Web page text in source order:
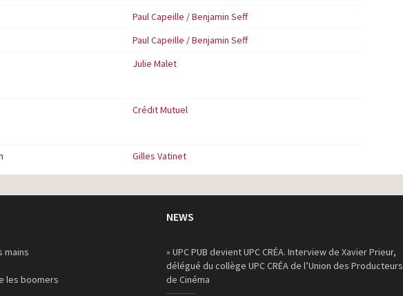
Paul Capeille / Benjamin Seff
Paul Capeille / Benjamin Seff
Julie Malet
Crédit Mutuel
Gilles Vatinet
mains
les boomers
NEWS
» UPC PUB devient UPC CRÉA. Interview de Xavier Prieur,
délégué du collège UPC CRÉA de l’Union des Producteurs
de Cinéma